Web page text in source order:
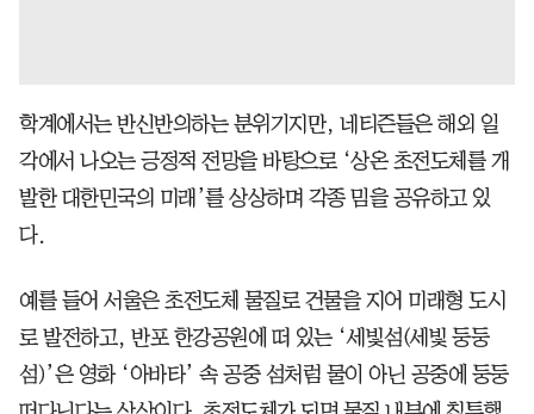
학계에서는 반신반의하는 분위기지만, 네티즌들은 해외 일
각에서 나오는 긍정적 전망을 바탕으로 ‘상온 초전도체를 개
발한 대한민국의 미래’를 상상하며 각종 밈을 공유하고 있
다.
예를 들어 서울은 초전도체 물질로 건물을 지어 미래형 도시
로 발전하고, 반포 한강공원에 떠 있는 ‘세빛섬(세빛 둥둥
섬)’은 영화 ‘아바타’ 속 공중 섬처럼 물이 아닌 공중에 둥둥